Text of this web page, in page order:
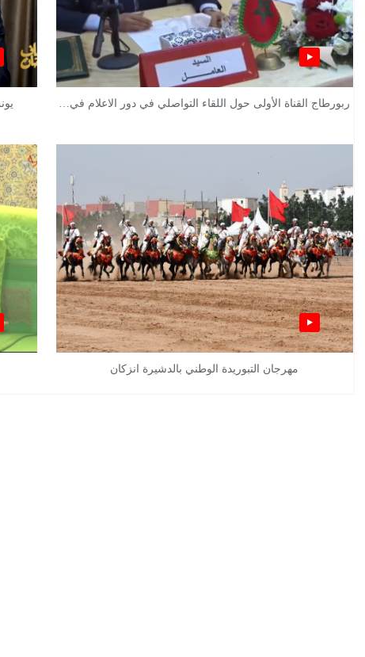
ربورطاج القناة الأولى حول اللقاء التواصلي في دور الاعلام في…
مهرجان التبوريدة الوطني بالدشيرة انزكان